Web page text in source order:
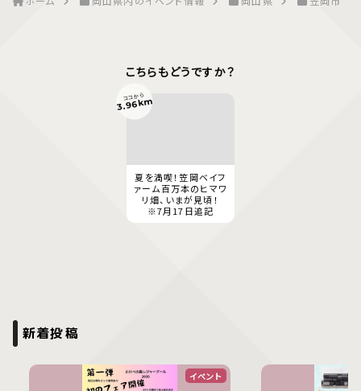
こちらもどうですか？
夏を満喫！笠岡ベイフ
ァーム百万本のヒマワ
リ畑、いまが見頃！
※7月17日追記
ココから
3.96km
新着投稿
イベント